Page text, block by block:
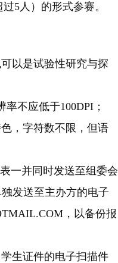
5人）的形式参赛。
以是试验性研究与探
不应低于100DPI；
，字符数不限，但语
一并同时发送至组委会
发送至主办方的电子
，以备份报
生证件的电子扫描件